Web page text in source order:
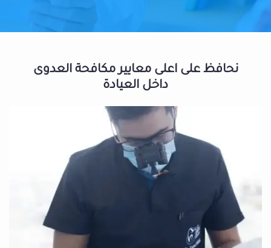
نحافظ على اعلى معايير مكافحة العدوى
داخل العيادة